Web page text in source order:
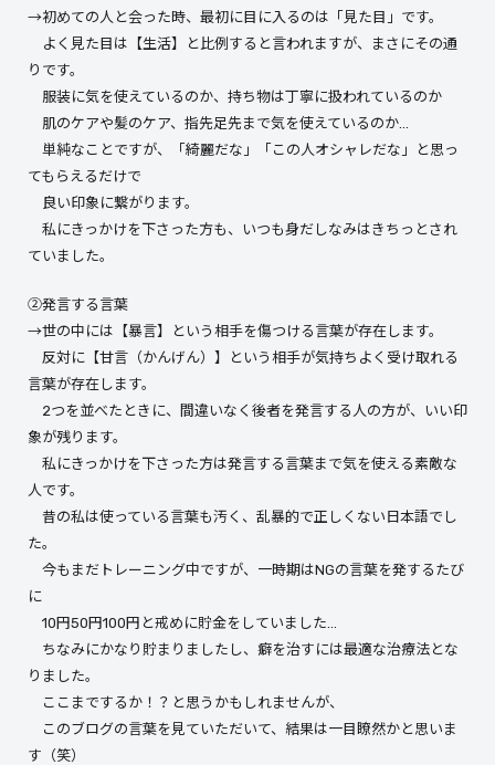
→初めての人と会った時、最初に目に入るのは「見た目」です。
よく見た目は【生活】と比例すると言われますが、まさにその通
りです。
服装に気を使えているのか、持ち物は丁寧に扱われているのか
肌のケアや髪のケア、指先足先まで気を使えているのか…
単純なことですが、「綺麗だな」「この人オシャレだな」と思っ
てもらえるだけで
良い印象に繋がります。
私にきっかけを下さった方も、いつも身だしなみはきちっとされ
ていました。
②発言する言葉
→世の中には【暴言】という相手を傷つける言葉が存在します。
反対に【甘言（かんげん）】という相手が気持ちよく受け取れる
言葉が存在します。
2つを並べたときに、間違いなく後者を発言する人の方が、いい印
象が残ります。
私にきっかけを下さった方は発言する言葉まで気を使える素敵な
人です。
昔の私は使っている言葉も汚く、乱暴的で正しくない日本語でし
た。
今もまだトレーニング中ですが、一時期はNGの言葉を発するたび
に
10円50円100円と戒めに貯金をしていました…
ちなみにかなり貯まりましたし、癖を治すには最適な治療法とな
りました。
ここまでするか！？と思うかもしれませんが、
このブログの言葉を見ていただいて、結果は一目瞭然かと思いま
す（笑）